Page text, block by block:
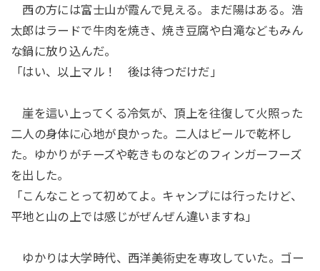
西の方には富士山が霞んで見える。まだ陽はある。浩
太郎はラードで牛肉を焼き、焼き豆腐や白滝などもみん
な鍋に放り込んだ。
「はい、以上マル！ 後は待つだけだ」
崖を這い上ってくる冷気が、頂上を往復して火照った
二人の身体に心地が良かった。二人はビールで乾杯し
た。ゆかりがチーズや乾きものなどのフィンガーフーズ
を出した。
「こんなことって初めてよ。キャンプには行ったけど、
平地と山の上では感じがぜんぜん違いますね」
ゆかりは大学時代、西洋美術史を専攻していた。ゴー